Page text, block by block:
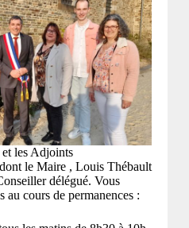
les Adjoints
le Maire , Louis Thébault
délégué. Vous
au cours de permanences :